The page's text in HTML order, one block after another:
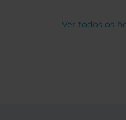
Ver todos os